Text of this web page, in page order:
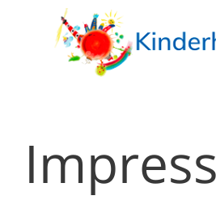
Freizeit